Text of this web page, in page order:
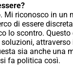
Mi riconosco in un
di essere
lo scontro.
sia anche una
fa politica così.